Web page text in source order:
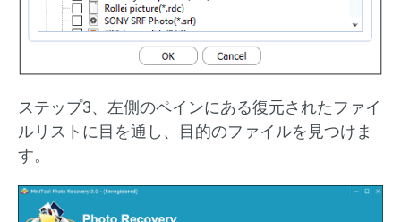
ステップ3、左側のペインにある復元されたファイ
ルリストに目を通し、目的のファイルを見つけま
す。